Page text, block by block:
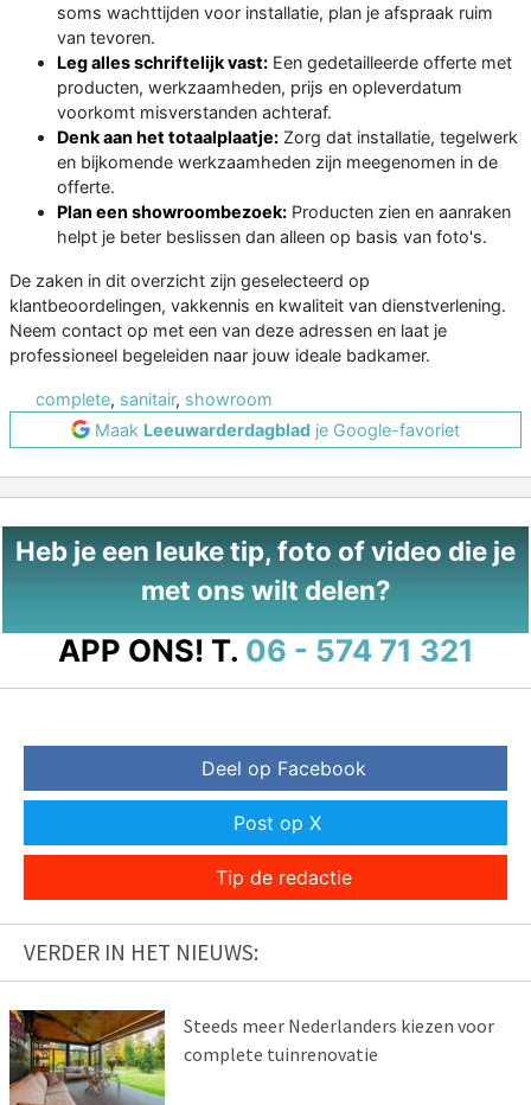
soms wachttijden voor installatie, plan je afspraak ruim
van tevoren.
Leg alles schriftelijk vast: Een gedetailleerde offerte met
producten, werkzaamheden, prijs en opleverdatum
voorkomt misverstanden achteraf.
Denk aan het totaalplaatje: Zorg dat installatie, tegelwerk
en bijkomende werkzaamheden zijn meegenomen in de
offerte.
Plan een showroombezoek: Producten zien en aanraken
helpt je beter beslissen dan alleen op basis van foto's.
De zaken in dit overzicht zijn geselecteerd op
klantbeoordelingen, vakkennis en kwaliteit van dienstverlening.
Neem contact op met een van deze adressen en laat je
professioneel begeleiden naar jouw ideale badkamer.
complete, sanitair, showroom
Maak Leeuwarderdagblad je Google-favoriet
Heb je een leuke tip, foto of video die je
met ons wilt delen?
APP ONS! T. 06 - 574 71 321
Deel op Facebook
Post op X
Tip de redactie
VERDER IN HET NIEUWS:
Steeds meer Nederlanders kiezen voor
complete tuinrenovatie